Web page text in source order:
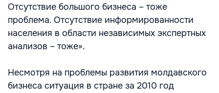
Отсутствие большого бизнеса – тоже
проблема. Отсутствие информированности
населения в области независимых экспертных
анализов – тоже».
Несмотря на проблемы развития молдавского
бизнеса ситуация в стране за 2010 год